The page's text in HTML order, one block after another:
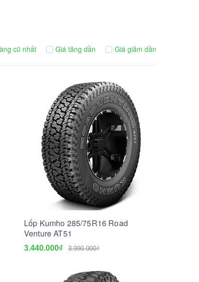
cũ nhất Giá tăng dần Giá giảm dần
Lốp Kumho 285/75R16 Road
Venture AT51
3.440.000₫ 3.990.000₫